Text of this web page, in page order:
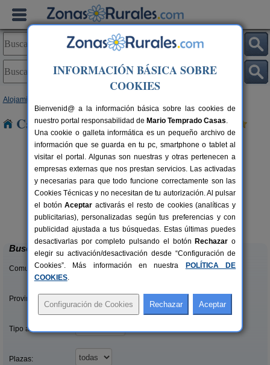
Alojamientos
Casas Rurales cerca de Alginet
6+2 pers.
desde50 €
La Casa del Lago
Anna (Valencia)
Buscar
Comunidades:
Provincias/Islas:
Tipo alquiler:
Plazas:
INFORMACIÓN BÁSICA SOBRE
COOKIES
Bienvenid@ a la información básica sobre las cookies de
nuestro portal responsabilidad de Mario Temprado Casas.
Una cookie o galleta informática es un pequeño archivo de
información que se guarda en tu pc, smartphone o tablet al
visitar el portal. Algunas son nuestras y otras pertenecen a
empresas externas que nos prestan servicios. Las activadas
y necesarias para que todo funcione correctamente son las
Cookies Técnicas y no necesitan de tu autorización. Al pulsar
el botónAceptar activarás el resto de cookies (analíticas y
publicitarias), personalizadas según tus preferencias y con
publicidad ajustada a tus búsquedas. Estas últimas puedes
desactivarlas por completo pulsando el botón Rechazar o
elegir su activación/desactivación desde “Configuración de
Cookies”. Más información en nuestra
POLÍTICA DE
COOKIES.